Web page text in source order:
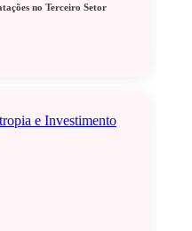
no Terceiro Setor